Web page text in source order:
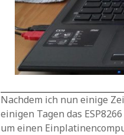
Nachdem ich nun einige
einigen Tagen das
um einen